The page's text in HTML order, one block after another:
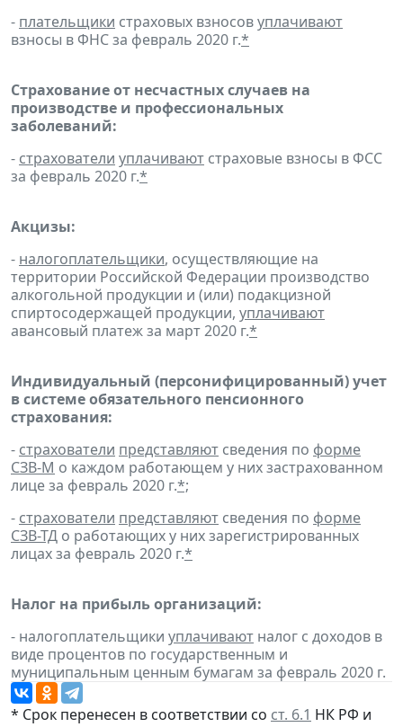
- плательщики страховых взносовуплачивают
взносы в ФНС за февраль 2020 г.*
Страхование от несчастных случаев на
производстве и профессиональных
заболеваний:
- страхователи уплачивают страховые взносы в ФСС
за февраль 2020 г.*
Акцизы:
- налогоплательщики, осуществляющие на
территории Российской Федерации производство
алкогольной продукции и (или) подакцизной
спиртосодержащей продукции, уплачивают
авансовый платеж за март 2020 г.*
Индивидуальный (персонифицированный) учет
в системе обязательного пенсионного
страхования:
- страхователи представляют сведения по форме
СЗВ-М о каждом работающем у них застрахованном
лице за февраль 2020 г.*;
- страхователи представляют сведения по форме
СЗВ-ТД о работающих у них зарегистрированных
лицах за февраль 2020 г.*
Налог на прибыль организаций:
- налогоплательщики уплачивают налог с доходов в
виде процентов по государственным и
муниципальным ценным бумагам за февраль 2020 г.
* Срок перенесен в соответствии со ст. 6.1 НК РФ и